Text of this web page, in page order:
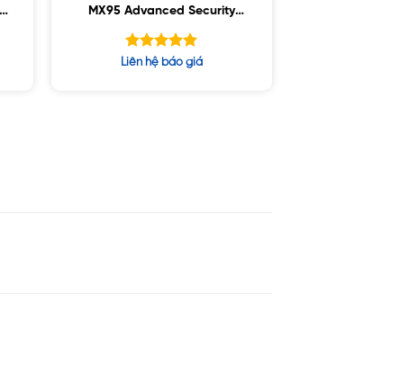
MX95 Advanced Security
License and Support, 3YR
Được xếp
Liên hệ báo giá